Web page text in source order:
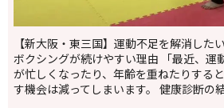
【新大阪・東三国】運動不足を解消した
ボクシングが続けやすい理由 「最近、
が忙しくなったり、年齢を重ねたりする
す機会は減ってしまいます。 健康診断の